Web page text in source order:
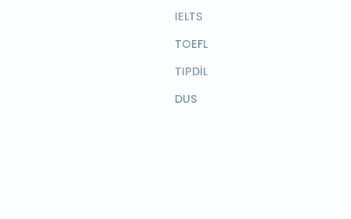
IELTS
TOEFL
TIPDİL
DUS